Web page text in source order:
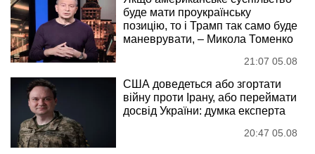
буде мати проукраїнську
позицію, то і Трамп так само буде
маневрувати, – Микола Томенко
21:07 05.08
США доведеться або згортати
війну проти Ірану, або переймати
досвід України: думка експерта
20:47 05.08